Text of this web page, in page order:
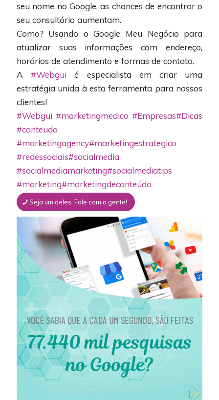
seu nome no Google, as chances de encontrar o
seu consultório aumentam.
Como? Usando o Google Meu Negócio para
atualizar suas informações com endereço,
horários de atendimento e formas de contato.
A #Webguié especialista em criar uma
estratégia unida à esta ferramenta para nossos
clientes!
#Webgui #marketingmedico #Empresas#Dicas
#conteudo
#marketingagency#marketingestrategico
#redessociais#socialmedia
#socialmediamarketing#socialmediatips
#marketing#marketingdeconteúdo
Seja um deles. Fale com a gente!